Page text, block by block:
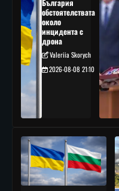
България
обстоятелствата
около
инцидента с
дрона
Valeriia Skorych
2026-08-08 21:10